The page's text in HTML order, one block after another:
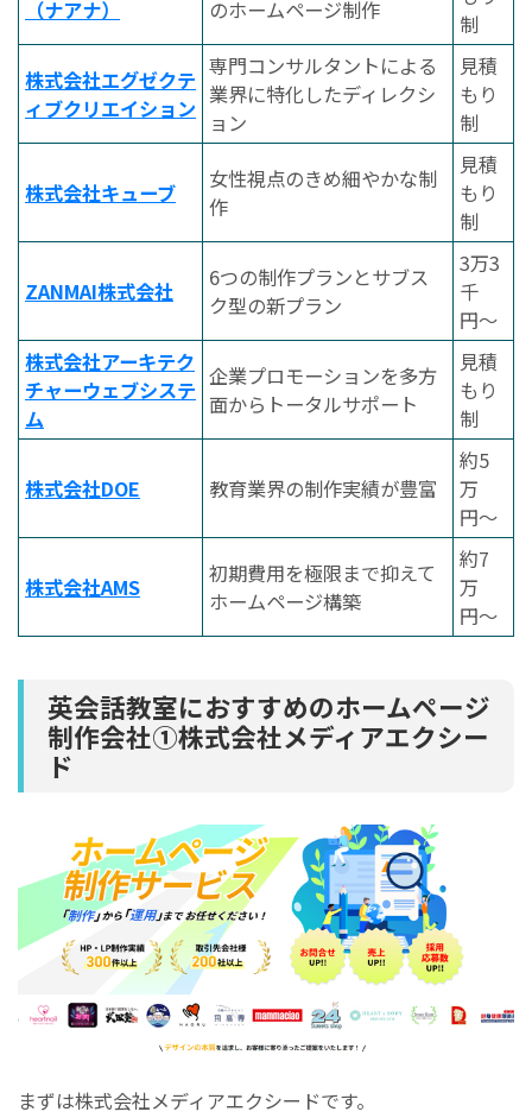
（ナアナ） のホームページ制作
制
株式会社エグゼクテ
ィブクリエイション
専門コンサルタントによる
業界に特化したディレクシ
ョン
見積
もり
制
株式会社キューブ
女性視点のきめ細やかな制
作
見積
もり
制
ZANMAI株式会社
6つの制作プランとサブス
ク型の新プラン
3万3
千
円〜
株式会社アーキテク
チャーウェブシステ
ム
企業プロモーションを多方
面からトータルサポート
見積
もり
制
株式会社DOE 教育業界の制作実績が豊富
約5
万
円〜
株式会社AMS
初期費用を極限まで抑えて
ホームページ構築
約7
万
円〜
英会話教室におすすめのホームページ
制作会社①株式会社メディアエクシー
ド
まずは株式会社メディアエクシードです。